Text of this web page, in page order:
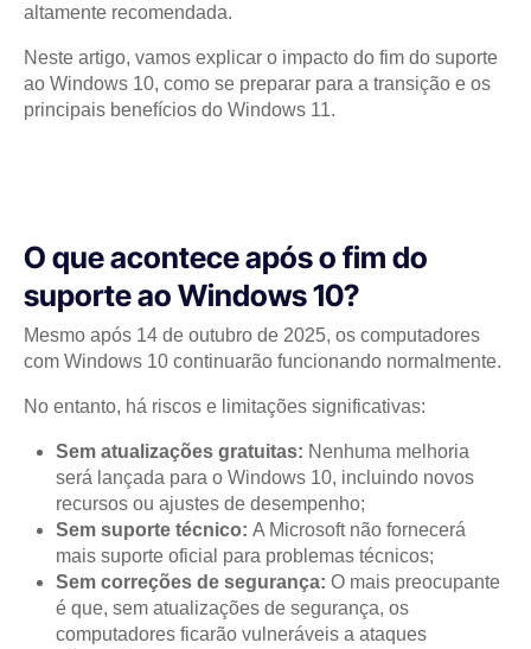
altamente recomendada.
Neste artigo, vamos explicar o impacto do fim do suporte
ao Windows 10, como se preparar para a transição e os
principais benefícios do Windows 11.
O que acontece após o fim do
suporte ao Windows 10?
Mesmo após 14 de outubro de 2025, os computadores
com Windows 10 continuarão funcionando normalmente.
No entanto, há riscos e limitações significativas:
Sem atualizações gratuitas: Nenhuma melhoria
será lançada para o Windows 10, incluindo novos
recursos ou ajustes de desempenho;
Sem suporte técnico:A Microsoft não fornecerá
mais suporte oficial para problemas técnicos;
Sem correções de segurança: O mais preocupante
é que, sem atualizações de segurança, os
computadores ficarão vulneráveis a ataques